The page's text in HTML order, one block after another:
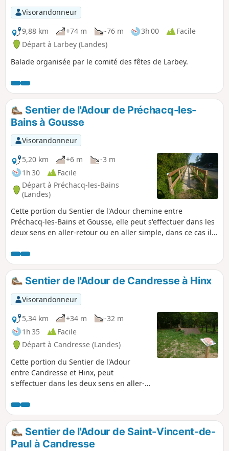
Visorandonneur
9,88 km
+74 m -76 m 3h 00
Facile
Départ à Larbey (Landes)
Balade organisée par le comité des fêtes de Larbey.
Sentier de l'Adour de Préchacq-les-
Bains à Gousse
Visorandonneur
5,20 km
+6 m
-3 m
1h 30
Facile
Départ à Préchacq-les-Bains
(Landes)
Cette portion du Sentier de l'Adour chemine entre
Préchacq-les-Bains et Gousse, elle peut s'effectuer dans les
deux sens en aller-retour ou en aller simple, dans ce cas il
Sentier de l'Adour de Candresse à Hinx
Visorandonneur
5,34 km
+34 m
-32 m
1h 35
Facile
Départ à Candresse (Landes)
Cette portion du Sentier de l'Adour
entre Candresse et Hinx, peut
s'effectuer dans les deux sens en aller-
est nécessaire de s'organiser à deux
véhicules.
Sentier de l'Adour de Saint-Vincent-de-
Paul à Candresse